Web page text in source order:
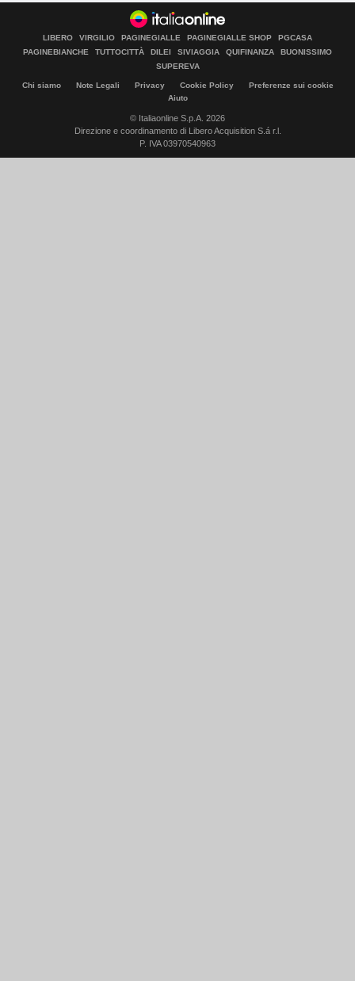
LIBERO VIRGILIO PAGINEGIALLE PAGINEGIALLE SHOP
PGCASA
PAGINEBIANCHE
TUTTOCITTÀ DILEI SIVIAGGIA QUIFINANZA
BUONISSIMO
SUPEREVA
Chi siamo Note Legali Privacy Cookie Policy
Preferenze sui cookie
Aiuto
© Italiaonline S.p.A. 2026
Direzione e coordinamento di Libero Acquisition S.á r.l.
P. IVA 03970540963